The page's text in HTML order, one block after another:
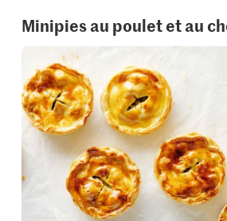
Minipies au poulet et au